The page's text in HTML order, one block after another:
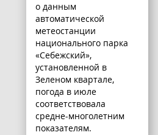
о данным
автоматической
метеостанции
национального парка
«Себежский»,
установленной в
Зеленом квартале,
погода в июле
соответствовала
средне-многолетним
показателям.